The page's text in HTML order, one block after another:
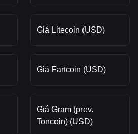
Giá Litecoin (USD)
Giá Fartcoin (USD)
Giá Gram (prev.
Toncoin) (USD)